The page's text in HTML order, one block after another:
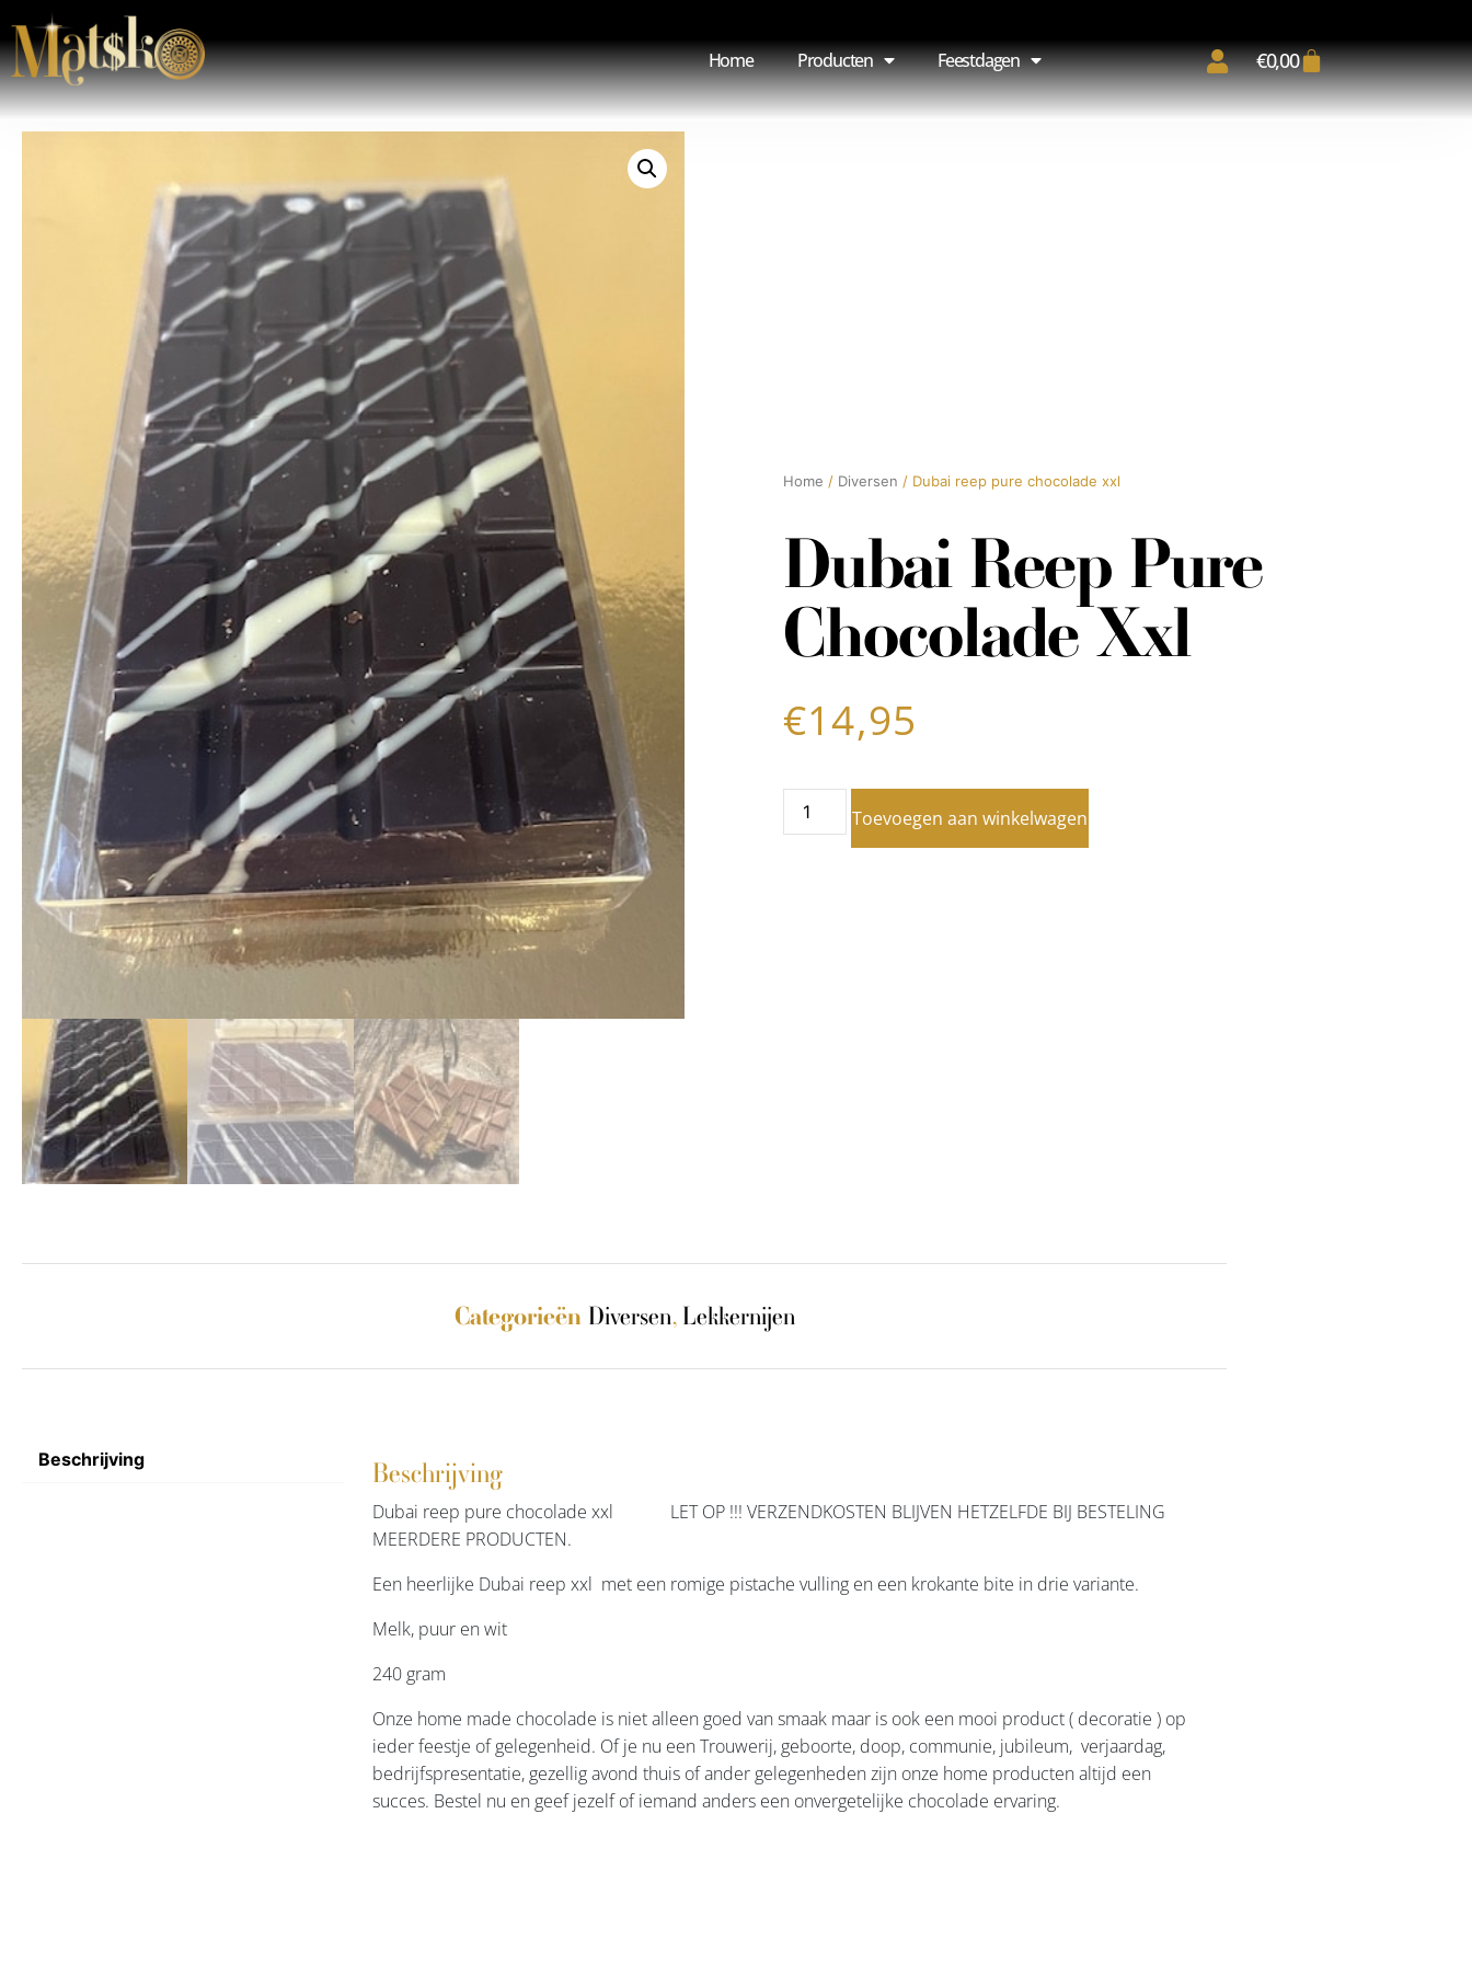
Home Producten Feestdagen €0,00
Home / Diversen / Dubai reep pure chocolade xxl
Dubai Reep Pure
Chocolade Xxl
€14,95
Toevoegen aan winkelwagen
Categorieën Diversen, Lekkernijen
Beschrijving Beschrijving
Dubai reep pure chocolade xxl LET OP !!! VERZENDKOSTEN BLIJVEN HETZELFDE BIJ BESTELING
MEERDERE PRODUCTEN.
Een heerlijke Dubai reep xxl met een romige pistache vulling en een krokante bite in drie variante.
Melk, puur en wit
240 gram
Onze home made chocolade is niet alleen goed van smaak maar is ook een mooi product ( decoratie ) op
ieder feestje of gelegenheid. Of je nu een Trouwerij, geboorte, doop, communie, jubileum, verjaardag,
bedrijfspresentatie, gezellig avond thuis of ander gelegenheden zijn onze home producten altijd een
succes. Bestel nu en geef jezelf of iemand anders een onvergetelijke chocolade ervaring.